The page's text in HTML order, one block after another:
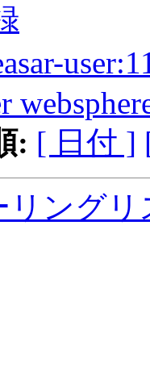
: [ 日付 ]
リング